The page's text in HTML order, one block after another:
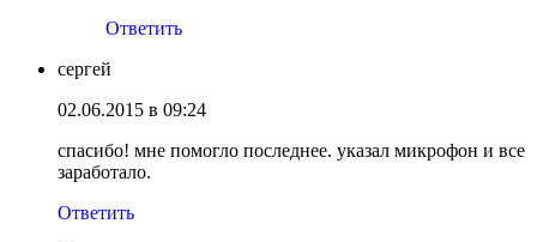
Ответить
сергей
02.06.2015 в 09:24
спасибо! мне помогло последнее. указал микрофон и все
заработало.
Ответить